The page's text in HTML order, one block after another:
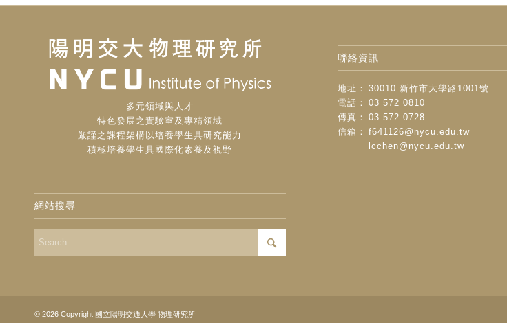
多元領域與人才
特色發展之實驗室及專精領域
嚴謹之課程架構以培養學生具研究能力
積極培養學生具國際化素養及視野
網站搜尋
聯絡資訊
地址：
30010 新竹市大學路1001號
電話：
03 572 0810
傳真：
03 572 0728
信箱：
f641126@nycu.edu.tw
lcchen@nycu.edu.tw
© 2026 Copyright 國立陽明交通大學 物理研究所